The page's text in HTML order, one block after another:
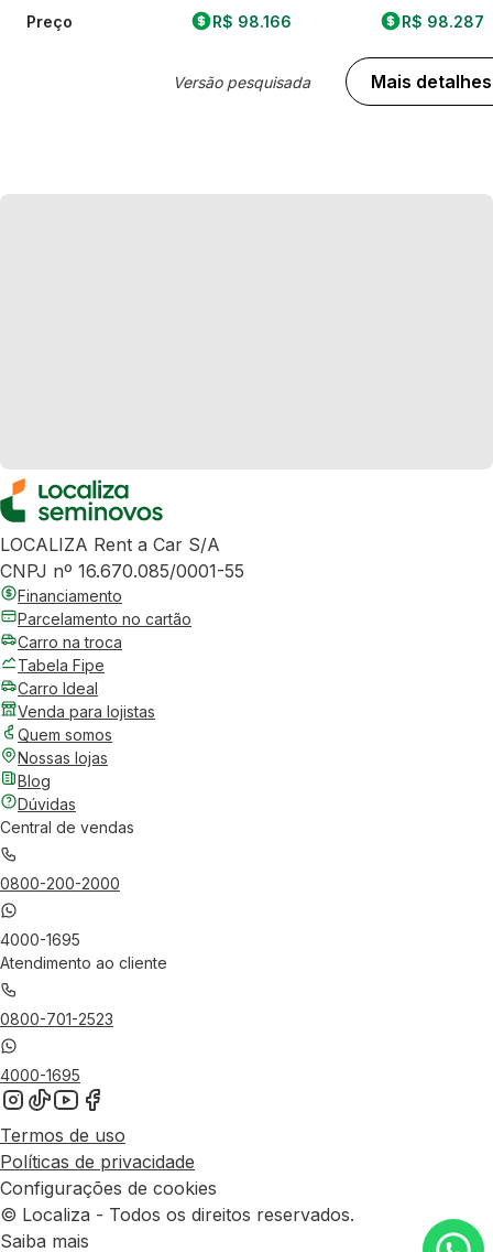
Preço R$ 98.166
Versão pesquisada
R$ 98.287
Mais detalhes
LOCALIZA Rent a Car S/A
CNPJ nº 16.670.085/0001-55
Financiamento
Parcelamento no cartão
Carro na troca
Tabela Fipe
Carro Ideal
Venda para lojistas
Quem somos
Nossas lojas
Blog
Dúvidas
Central de vendas
0800-200-2000
4000-1695
Atendimento ao cliente
0800-701-2523
4000-1695
Termos de uso
Políticas de privacidade
Configurações de cookies
© Localiza - Todos os direitos reservados.
Saiba mais